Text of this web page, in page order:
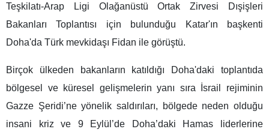
Teşkilatı-Arap Ligi Olağanüstü Ortak Zirvesi Dışişleri
Bakanları Toplantısı için bulunduğu Katar'ın başkenti
Doha'da Türk mevkidaşı Fidan ile görüştü.
Birçok ülkeden bakanların katıldığı Doha'daki toplantıda
bölgesel ve küresel gelişmelerin yanı sıra İsrail rejiminin
Gazze Şeridi’ne yönelik saldırıları, bölgede neden olduğu
insani kriz ve 9 Eylül’de Doha’daki Hamas liderlerine